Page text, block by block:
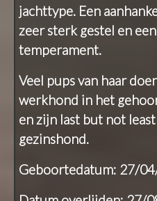
jachttype. Een
zeer sterk gestel en
temperament.
Veel pups van haar
werkhond in het
en zijn last but not
gezinshond.
Geboortedatum: 27/